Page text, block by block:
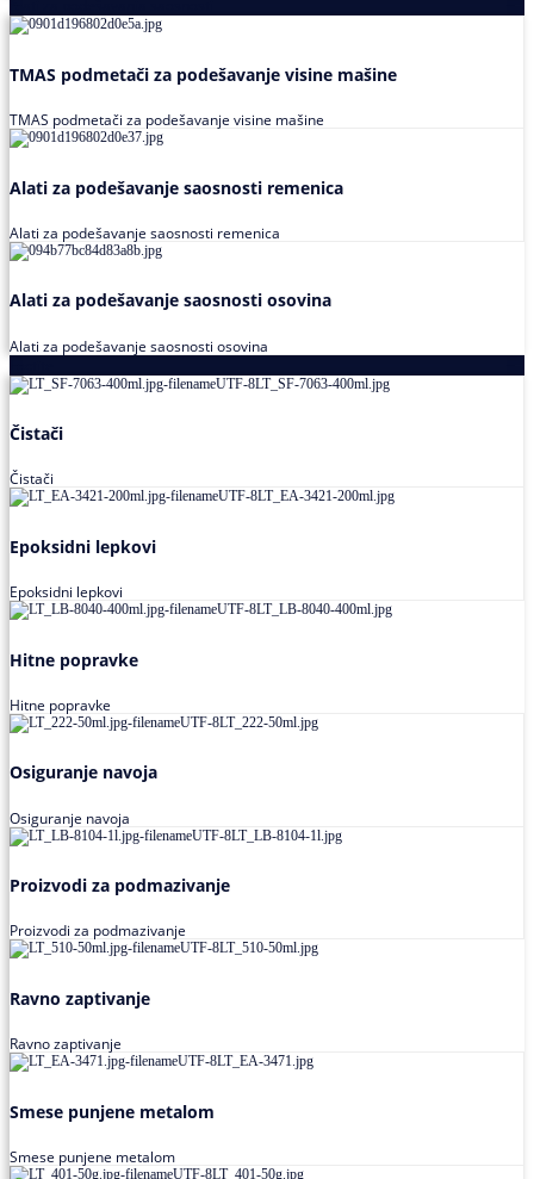
TMAS podmetači za podešavanje visine mašine
TMAS podmetači za podešavanje visine mašine
Alati za podešavanje saosnosti remenica
Alati za podešavanje saosnosti remenica
Alati za podešavanje saosnosti osovina
Alati za podešavanje saosnosti osovina
Čistači
Čistači
Epoksidni lepkovi
Epoksidni lepkovi
Hitne popravke
Hitne popravke
Osiguranje navoja
Osiguranje navoja
Proizvodi za podmazivanje
Proizvodi za podmazivanje
Ravno zaptivanje
Ravno zaptivanje
Smese punjene metalom
Smese punjene metalom